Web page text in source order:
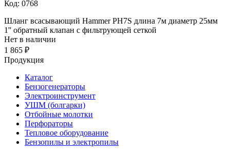
Код: 0768
Шланг всасывающий Hammer PH7S длина 7м диаметр 25мм
1'' обратный клапан с фильтрующей сеткой
Нет в наличии
1 865 ₽
Продукция
Каталог
Бензогенераторы
Электроинструмент
УШМ (болгарки)
Отбойные молотки
Перфораторы
Тепловое оборудование
Бензопилы и электропилы